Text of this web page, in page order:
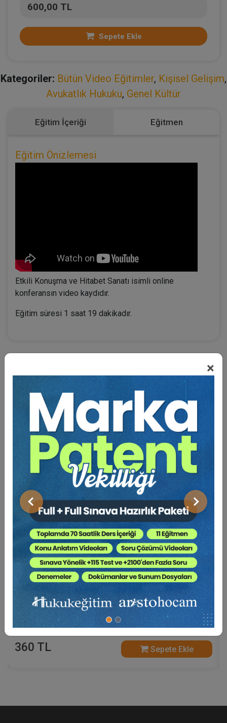
×
Önceki Sonraki
600,00 TL
Sepete Ekle
Kategoriler: Bütün Video Eğitimler, Kişisel Gelişim,
Avukatlık Hukuku, Genel Kültür
Eğitim İçeriği Eğitmen
Eğitim Önizlemesi
Etkili Konuşma ve Hitabet Sanatı isimli online
konferansın video kaydıdır.
Eğitim süresi 1 saat 19 dakikadır.
BENZER VIDEO EĞITIMLER
Video Eğitim Abonesi Ol: Sadece 5490 TL / Yıllık
Tüketici Hukuku Enstitüsü
Futuristler - 11. Tüketici Hukuku Kongresi - III.
360 TL Sepete Ekle